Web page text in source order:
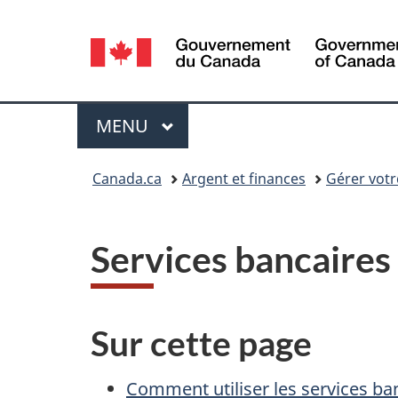
Sélection
de
la
langue
Menu
MENU PRINCIPAL
Canada.ca Argent et finances Gérer
Services
Sur cette page
Comment utiliser les services